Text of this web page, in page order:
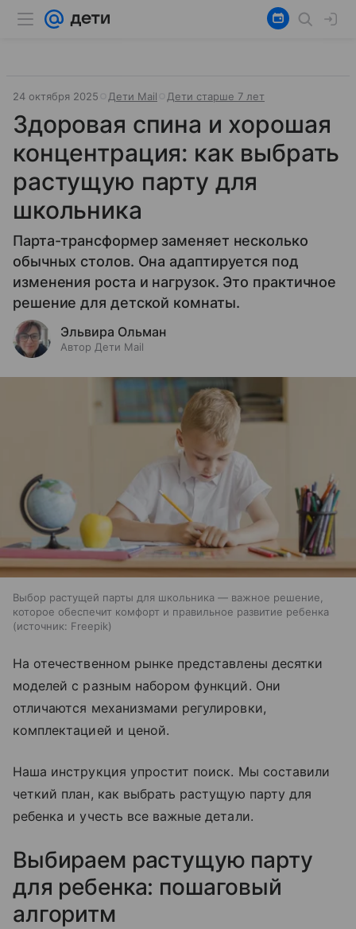
24 октября 2025 Дети Mail Дети старше 7 лет
Здоровая спина и хорошая
концентрация: как выбрать
растущую парту для
школьника
Парта-трансформер заменяет несколько
обычных столов. Она адаптируется под
изменения роста и нагрузок. Это практичное
решение для детской комнаты.
Эльвира Ольман
Автор Дети Mail
Выбор растущей парты для школьника — важное решение,
которое обеспечит комфорт и правильное развитие ребенка
источник: Freepik
На отечественном рынке представлены десятки
моделей с разным набором функций. Они
отличаются механизмами регулировки,
комплектацией и ценой.
Наша инструкция упростит поиск. Мы составили
четкий план, как выбрать растущую парту для
ребенка и учесть все важные детали.
Выбираем растущую парту
для ребенка: пошаговый
алгоритм